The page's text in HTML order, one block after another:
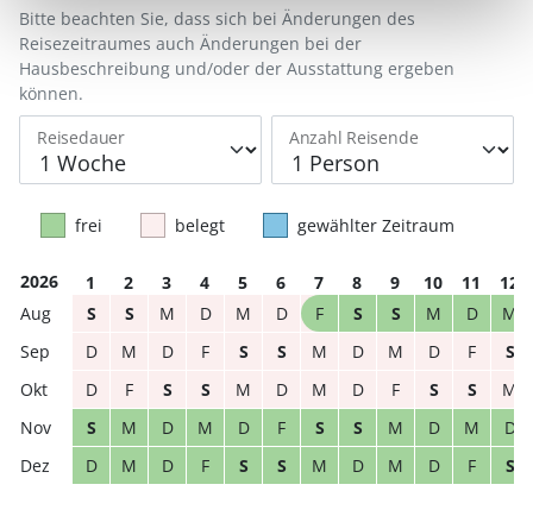
Reisedauer Anzahl Reisende
Bitte beachten Sie, dass sich bei Änderungen des
Reisezeitraumes auch Änderungen bei der
Hausbeschreibung und/oder der Ausstattung ergeben
können.
frei belegt gewählter Zeitraum
2026 1 2 3 4 5 6 7 8 9 10 11
12
S
S M D M D F S S M D
M
D
M D F S S M D M D F
S
D
F S S M D M D F S S
M
S
M D M D F S S M D M
D
D
M D F S S M D M D F S